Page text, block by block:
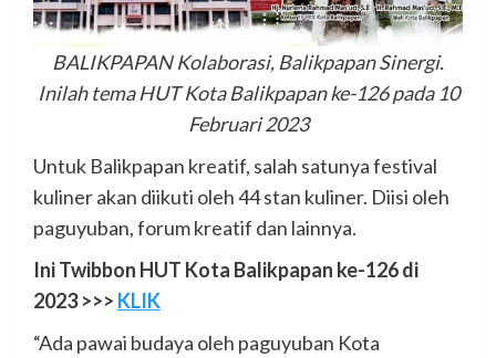
BALIKPAPAN Kolaborasi, Balikpapan Sinergi.
Inilah tema HUT Kota Balikpapan ke-126 pada 10
Februari 2023
Untuk Balikpapan kreatif, salah satunya festival
kuliner akan diikuti oleh 44 stan kuliner. Diisi oleh
paguyuban, forum kreatif dan lainnya.
Ini Twibbon HUT Kota Balikpapan ke-126 di
2023 >>> KLIK
“Ada pawai budaya oleh paguyuban Kota